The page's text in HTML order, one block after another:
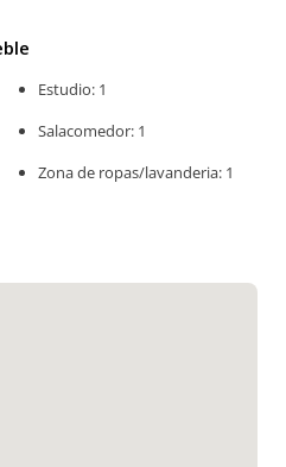
Estudio: 1
Salacomedor: 1
Zona de ropas/lavanderia: 1